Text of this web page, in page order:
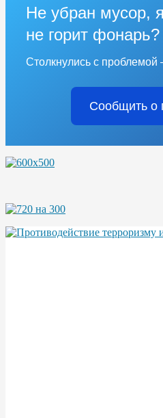
Не убран мусор,
не горит фонарь?
Столкнулись с
Сообщить о